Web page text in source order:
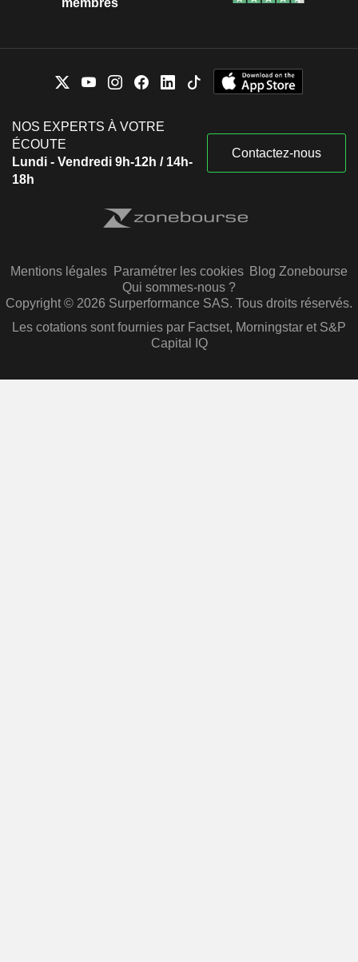
NOS EXPERTS À VOTRE
ÉCOUTE
Lundi - Vendredi 9h-12h / 14h-
18h
Contactez-nous
Mentions légales Paramétrer les cookies Blog Zonebourse
Qui sommes-nous ?
Copyright © 2026 Surperformance SAS. Tous droits réservés.
Les cotations sont fournies par Factset, Morningstar et S&P
Capital IQ